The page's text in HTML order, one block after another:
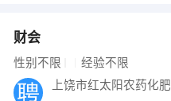
财会
性别不限 经验不限
上饶市红太阳农药化肥